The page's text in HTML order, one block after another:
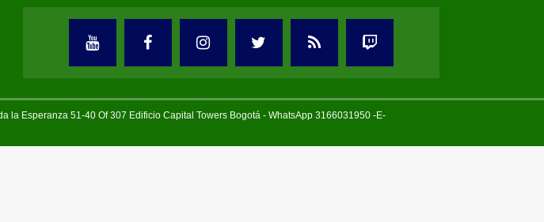
la Esperanza 51-40 Of 307 Edificio Capital Towers Bogotá - WhatsApp 3166031950 -E-